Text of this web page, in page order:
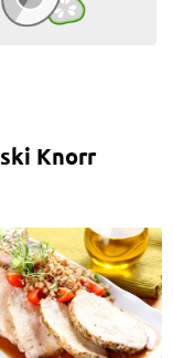
Knorr